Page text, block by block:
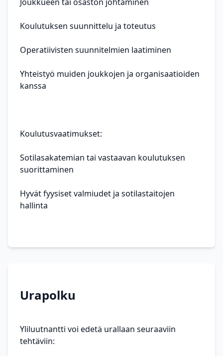
Koulutuksen suunnittelu ja toteutus
Operatiivisten suunnitelmien laatiminen
Yhteistyö muiden joukkojen ja organisaatioiden
kanssa
Koulutusvaatimukset:
Sotilasakatemian tai vastaavan koulutuksen
suorittaminen
Hyvät fyysiset valmiudet ja sotilastaitojen
hallinta
Urapolku
Yliluutnantti voi edetä urallaan seuraaviin
tehtäviin: